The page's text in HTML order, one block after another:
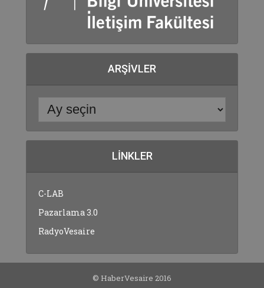
ARŞIVLER
LINKLER
C-LAB
Pazarlama 3.0
RadyoVesaire
© HaberVesaire 2016